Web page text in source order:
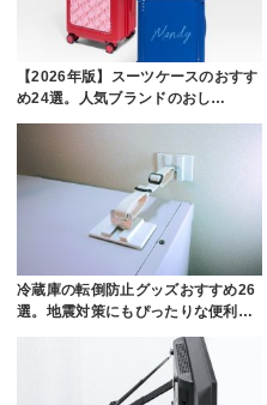
【2026年版】スーツケースのおすす
め24選。人気ブランドのおし…
冷蔵庫の転倒防止グッズおすすめ26
選。地震対策にもぴったりな便利…